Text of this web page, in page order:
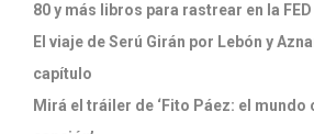
80 y más libros para rastrear en la FED
El viaje de Serú Girán por Lebón y
capítulo
Mirá el tráiler de ‘Fito Páez: el mundo